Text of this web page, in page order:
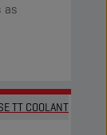
as
TT COOLANT